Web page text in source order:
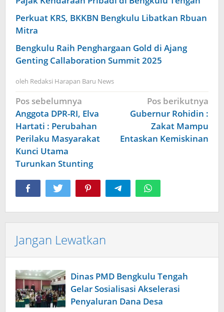
Perkuat KRS, BKKBN Bengkulu Libatkan Rbuan
Mitra
Bengkulu Raih Penghargaan Gold di Ajang
Genting Callaboration Summit 2025
oleh Redaksi Harapan Baru News
Navigasi
pos
Pos sebelumnya
Anggota DPR-RI, Elva
Hartati : Perubahan
Perilaku Masyarakat
Kunci Utama
Turunkan Stunting
Pos berikutnya
Gubernur Rohidin :
Zakat Mampu
Entaskan Kemiskinan
Jangan Lewatkan
Dinas PMD Bengkulu Tengah
Gelar Sosialisasi Akselerasi
Penyaluran Dana Desa